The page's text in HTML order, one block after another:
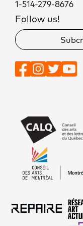
1-514-279-8676
Follow us!